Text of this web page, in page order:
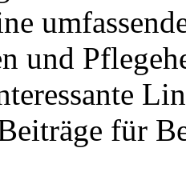
und
für